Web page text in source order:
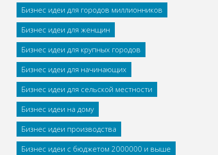
Бизнес идеи для городов миллионников
Бизнес идеи для женщин
Бизнес идеи для крупных городов
Бизнес идеи для начинающих
Бизнес идеи для сельской местности
Бизнес идеи на дому
Бизнес идеи производства
Бизнес идеи с бюджетом 2000000 и выше